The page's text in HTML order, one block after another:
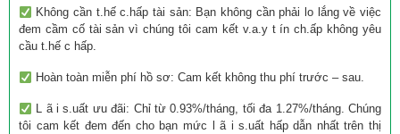
Không cần t.hế c.hấp tài sản: Bạn không cần phải lo lắng về việc
đem cầm cố tài sản vì chúng tôi cam kết v.a.y t ín ch.ấp không yêu
cầu t.hế c hấp.
Hoàn toàn miễn phí hồ sơ: Cam kết không thu phí trước – sau.
L ã i s.uất ưu đãi: Chỉ từ 0.93%/tháng, tối đa 1.27%/tháng. Chúng
tôi cam kết đem đến cho bạn mức l ã i s.uất hấp dẫn nhất trên thị